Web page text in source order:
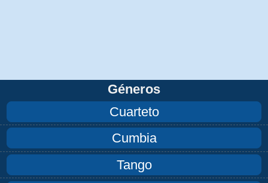
Géneros
Cuarteto
Cumbia
Tango